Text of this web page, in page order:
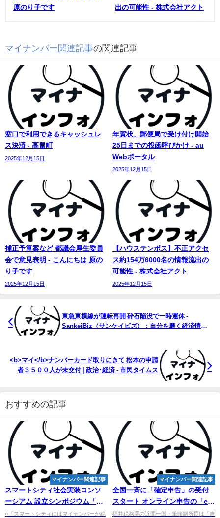
原のり子です
出の可能性 - 株式会社アクト
マイナンバー関連記事の関連記事
窓口で利用できるキャッシュレ
ス決済 - 高畠町
2025年12月15日
年賀状、郵便局で受け付け開始
25日までの投函呼びかけ - au
Webポータル
2025年12月15日
補正予算案など 都議会厚生委員
会で意見表明 - こんにちは 原の
り子です
2025年12月15日
【ハウステンボス】不正アクセ
ス約154万6000名の情報流出の
可能性 - 株式会社アクト
2025年12月15日
東急東横線が運転再開 砕石陥没で一時運休 -
SankeiBiz（サンケイビズ）：自分を磨く経済情報
<b>マイ</b>ナンバーカード取りにきて 松本の申請
者３５００人が未交付 | 政治･経済 - 市民タイムス
おすすめの記事
マイナンバー関連記事
スマートシティ社会実装コンソ
ーシアム 設立シンポジウム「ス
マートシティの社会実装を加速
○「スマートシティにはマイナンバーが絶
マイナンバー関連記事
全国一斉に「確定申告」の受付
スタート オンライン申告の「e－
Tax」が7割超 3月17日まで【福
福井税務署の近間一郎・筆頭副所長は「自